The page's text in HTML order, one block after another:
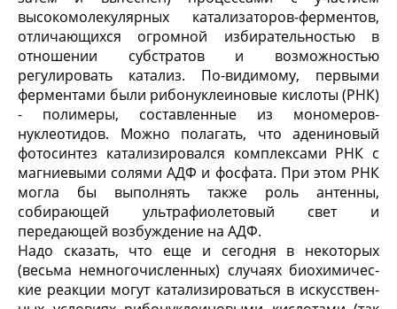
высокомолеку­лярных катализаторов-ферментов,
отличающихся огромной избирательностью в
отношении субстра­тов и возможностью
регулировать катализ. По-ви­димому, первыми
ферментами были рибонуклеиновые кислоты (РНК)
- полимеры, составленные из мономеров-
нуклеотидов. Можно полагать, что адениновый
фотосинтез катализировался комплекса­ми РНК с
магниевыми солями АДФ и фосфата. При этом РНК
могла бы выполнять также роль антенны,
собирающей ультрафиолетовый свет и
передающей возбуждение на АДФ.
Надо сказать, что еще и сегодня в некоторых
(весьма немногочисленных) случаях биохимичес­
кие реакции могут катализироваться в искусствен­